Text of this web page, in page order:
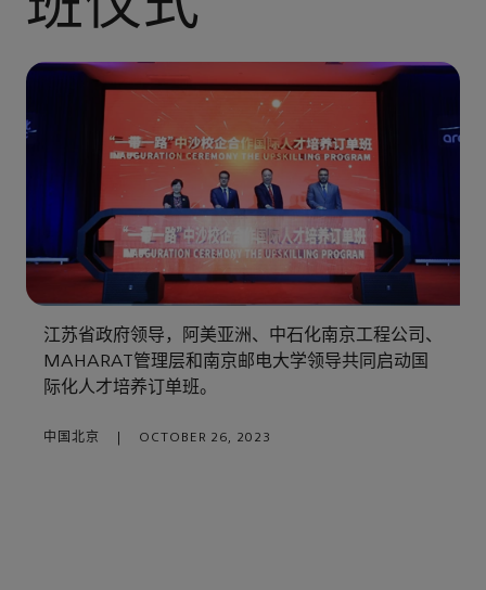
江苏省政府领导，阿美亚洲、中石化南京工程公司、
MAHARAT管理层和南京邮电大学领导共同启动国
际化人才培养订单班。
中国北京 OCTOBER 26, 2023